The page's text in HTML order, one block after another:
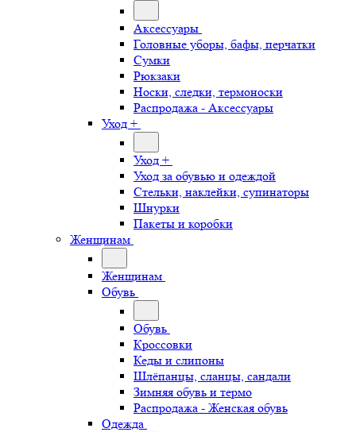
Аксессуары
Головные уборы, бафы, перчатки
Сумки
Рюкзаки
Носки, следки, термоноски
Распродажа - Аксессуары
Уход +
Уход +
Уход за обувью и одеждой
Стельки, наклейки, супинаторы
Шнурки
Пакеты и коробки
Женщинам
Женщинам
Обувь
Обувь
Кроссовки
Кеды и слипоны
Шлёпанцы, сланцы, сандали
Зимняя обувь и термо
Распродажа - Женская обувь
Одежда